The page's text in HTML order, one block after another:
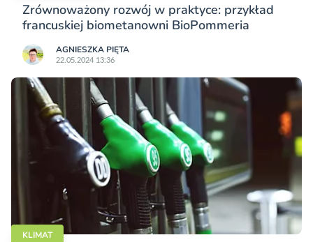
Zrównoważony rozwój w praktyce: przykład
francuskiej biometanowni BioPommeria
AGNIESZKA PIĘTA
22.05.2024 13:36
KLIMAT